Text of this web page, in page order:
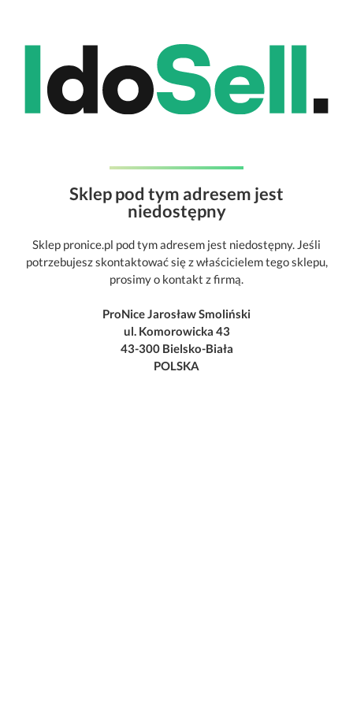
Sklep pod tym adresem jest
niedostępny
Sklep pronice.pl pod tym adresem jest niedostępny. Jeśli
potrzebujesz skontaktować się z właścicielem tego sklepu,
prosimy o kontakt z firmą.
ProNice Jarosław Smoliński
ul. Komorowicka 43
43-300 Bielsko-Biała
POLSKA